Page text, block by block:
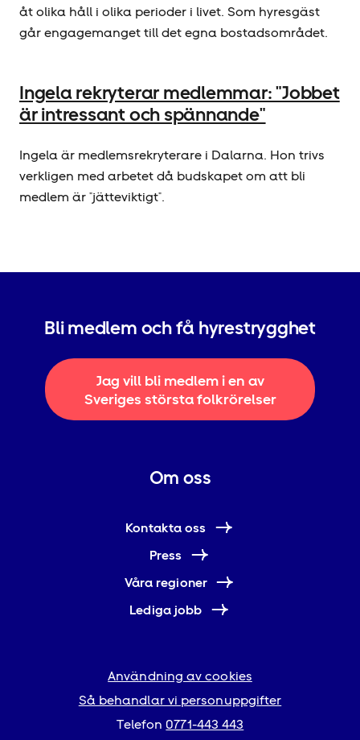
åt olika håll i olika perioder i livet. Som hyresgäst
går engagemanget till det egna bostadsområdet.
Ingela rekryterar medlemmar: "Jobbet
är intressant och spännande"
Ingela är medlemsrekryterare i Dalarna. Hon trivs
verkligen med arbetet då budskapet om att bli
medlem är "jätteviktigt".
Bli medlem och få hyrestrygghet
Jag vill bli medlem i en av
Sveriges största folkrörelser
Om oss
Kontakta oss
Press
Våra regioner
Lediga jobb
Användning av cookies
Så behandlar vi personuppgifter
Telefon0771-443 443